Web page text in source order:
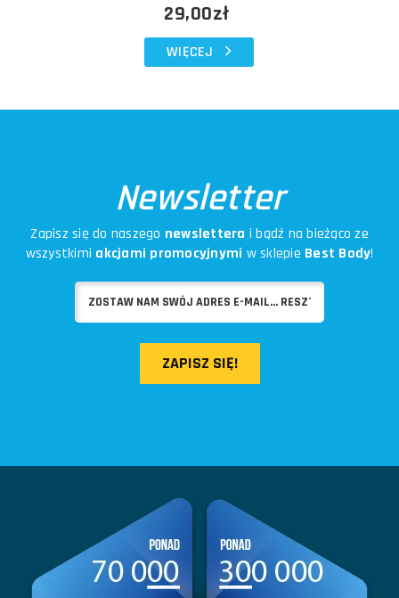
29,00zł
WIĘCEJ
Newsletter
Zapisz się do naszego newslettera i bądź na bieżąco ze
wszystkimi akcjami promocyjnymi w sklepie Best Body!
ZAPISZ SIĘ!